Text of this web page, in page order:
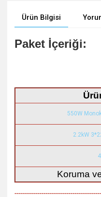
Ürün Bilgisi
Paket İçeriği:
550W
2.2kW
Koruma